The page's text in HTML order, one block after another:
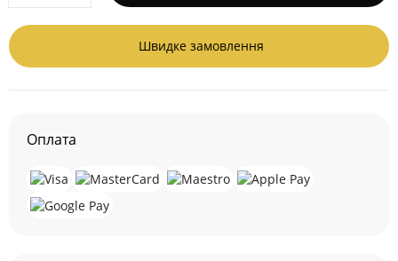
Швидке замовлення
Оплата